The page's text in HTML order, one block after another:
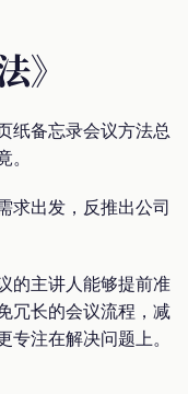
》
纸备忘录会议方法总
求出发，反推出公司
的主讲人能够提前准
冗长的会议流程，减
注在解决问题上。